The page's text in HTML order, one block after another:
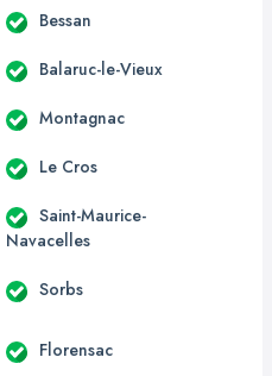
Bessan
Balaruc-le-Vieux
Montagnac
Le Cros
Saint-Maurice-
Navacelles
Sorbs
Florensac